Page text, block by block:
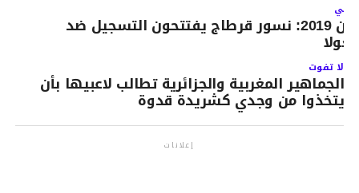
كان 2019: نسور قرطاج يفتتحون التسجيل ضد
لا تفوت
الجماهير المغربية والجزائرية تطالب لاعبيها بأن
يتخذوا من وجدي كشريدة قدوة
إعلانات